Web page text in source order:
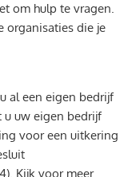
om hulp te vragen.
organisaties die je
al een eigen bedrijf
uw eigen bedrijf
voor een uitkering
Kijk voor meer